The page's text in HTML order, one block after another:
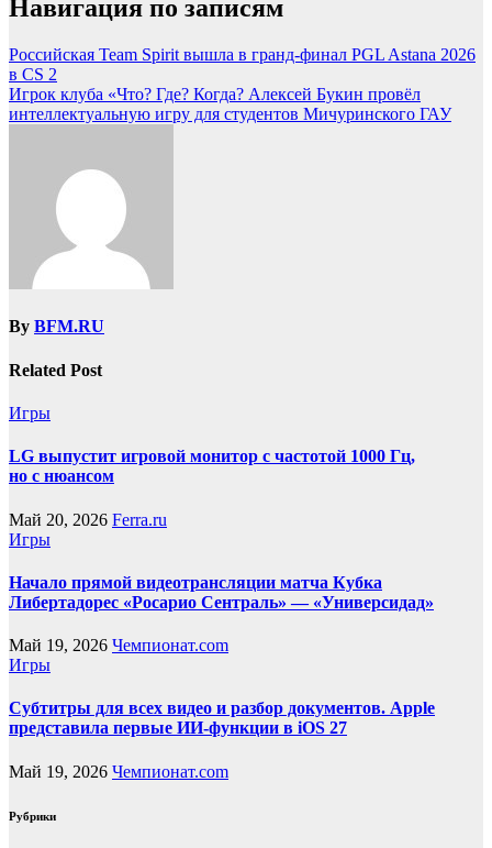
Навигация по записям
Российская Team Spirit вышла в гранд-финал PGL Astana 2026
в CS 2
Игрок клуба «Что? Где? Когда? Алексей Букин провёл
интеллектуальную игру для студентов Мичуринского ГАУ
By BFM.RU
Related Post
Игры
LG выпустит игровой монитор с частотой 1000 Гц,
но с нюансом
Май 20, 2026 Ferra.ru
Игры
Начало прямой видеотрансляции матча Кубка
Либертадорес «Росарио Сентраль» — «Универсидад»
Май 19, 2026 Чемпионат.com
Игры
Субтитры для всех видео и разбор документов. Apple
представила первые ИИ-функции в iOS 27
Май 19, 2026 Чемпионат.com
Рубрики